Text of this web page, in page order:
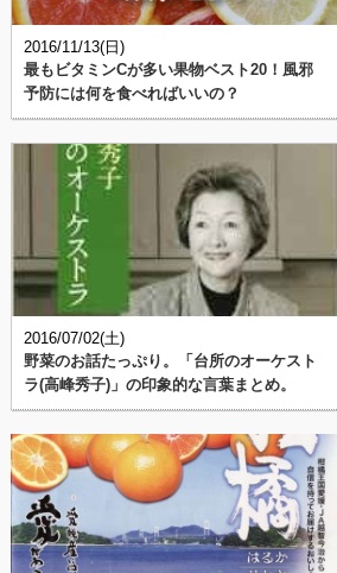
2016/11/13(日)
最もビタミンCが多い果物ベスト20！風邪
予防には何を食べればいいの？
2016/07/02(土)
野菜のお話たっぷり。「台所のオーケスト
ラ(高峰秀子)」の印象的な言葉まとめ。